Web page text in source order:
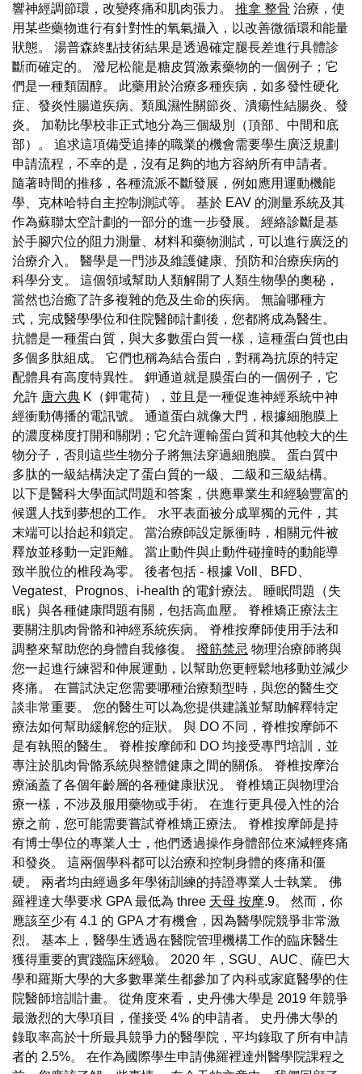
響神經調節環，改變疼痛和肌肉張力。 推拿 整骨 治療，使
用某些藥物進行有針對性的氧氣攝入，以改善微循環和能量
狀態。 湯普森終點技術結果是透過確定腿長差進行具體診
斷而確定的。 潑尼松龍是糖皮質激素藥物的一個例子；它
們是一種類固醇。 此藥用於治療多種疾病，如多發性硬化
症、發炎性腸道疾病、類風濕性關節炎、潰瘍性結腸炎、發
炎。 加勒比學校非正式地分為三個級別（頂部、中間和底
部）。 追求這項備受追捧的職業的機會需要學生廣泛規劃
申請流程，不幸的是，沒有足夠的地方容納所有申請者。
隨著時間的推移，各種流派不斷發展，例如應用運動機能
學、克林哈特自主控制測試等。 基於 EAV 的測量系統及其
作為蘇聯太空計劃的一部分的進一步發展。 經絡診斷是基
於手腳穴位的阻力測量、材料和藥物測試，可以進行廣泛的
治療介入。 醫學是一門涉及維護健康、預防和治療疾病的
科學分支。 這個領域幫助人類解開了人類生物學的奧秘，
當然也治癒了許多複雜的危及生命的疾病。 無論哪種方
式，完成醫學學位和住院醫師計劃後，您都將成為醫生。
抗體是一種蛋白質，與大多數蛋白質一樣，這種蛋白質也由
多個多肽組成。 它們也稱為結合蛋白，對稱為抗原的特定
配體具有高度特異性。 鉀通道就是膜蛋白的一個例子，它
允許 唐六典 K（鉀電荷），並且是一種促進神經系統中神
經衝動傳播的電訊號。 通道蛋白就像大門，根據細胞膜上
的濃度梯度打開和關閉；它允許運輸蛋白質和其他較大的生
物分子，否則這些生物分子將無法穿過細胞膜。 蛋白質中
多肽的一級結構決定了蛋白質的一級、二級和三級結構。
以下是醫科大學面試問題和答案，供應畢業生和經驗豐富的
候選人找到夢想的工作。 水平表面被分成單獨的元件，其
末端可以抬起和鎖定。 當治療師設定脈衝時，相關元件被
釋放並移動一定距離。 當止動件與止動件碰撞時的動能導
致半脫位的椎段為零。 後者包括 - 根據 Voll、BFD、
Vegatest、Prognos、i-health 的電針療法。 睡眠問題（失
眠）與各種健康問題有關，包括高血壓。 脊椎矯正療法主
要關注肌肉骨骼和神經系統疾病。 脊椎按摩師使用手法和
調整來幫助您的身體自我修復。 撥筋禁忌 物理治療師將與
您一起進行練習和伸展運動，以幫助您更輕鬆地移動並減少
疼痛。 在嘗試決定您需要哪種治療類型時，與您的醫生交
談非常重要。 您的醫生可以為您提供建議並幫助解釋特定
療法如何幫助緩解您的症狀。 與 DO 不同，脊椎按摩師不
是有執照的醫生。 脊椎按摩師和 DO 均接受專門培訓，並
專注於肌肉骨骼系統與整體健康之間的關係。 脊椎按摩治
療涵蓋了各個年齡層的各種健康狀況。 脊椎矯正與物理治
療一樣，不涉及服用藥物或手術。 在進行更具侵入性的治
療之前，您可能需要嘗試脊椎矯正療法。 脊椎按摩師是持
有博士學位的專業人士，他們透過操作身體部位來減輕疼痛
和發炎。 這兩個學科都可以治療和控制身體的疼痛和僵
硬。 兩者均由經過多年學術訓練的持證專業人士執業。 佛
羅裡達大學要求 GPA 最低為 three 天母 按摩.9。 然而，你
應該至少有 4.1 的 GPA 才有機會，因為醫學院競爭非常激
烈。 基本上，醫學生透過在醫院管理機構工作的臨床醫生
獲得重要的實踐臨床經驗。 2020 年，SGU、AUC、薩巴大
學和羅斯大學的大多數畢業生都參加了內科或家庭醫學的住
院醫師培訓計畫。 從角度來看，史丹佛大學是 2019 年競爭
最激烈的大學項目，僅接受 4% 的申請者。 史丹佛大學的
錄取率高於十所最具競爭力的醫學院，平均錄取了所有申請
者的 2.5%。 在作為國際學生申請佛羅裡達州醫學院課程之